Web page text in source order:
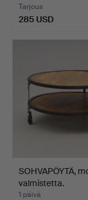
Tarjous
285 USD
SOHVAPÖYTÄ,
valmistetta.
1 päivä